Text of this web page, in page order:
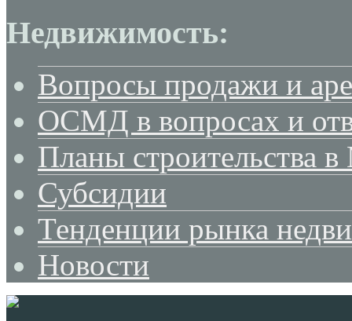
Недвижимость:
Вопросы продажи и
ОСМД в вопросах и
Планы строительства
Субсидии
Тенденции рынка
Новости